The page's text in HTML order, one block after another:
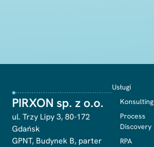
PIRXON sp. z o.o.
ul. Trzy Lipy 3, 80-172
Gdańsk
GPNT, Budynek B, parter
Usługi
Konsulting
Process
Discovery
RPA